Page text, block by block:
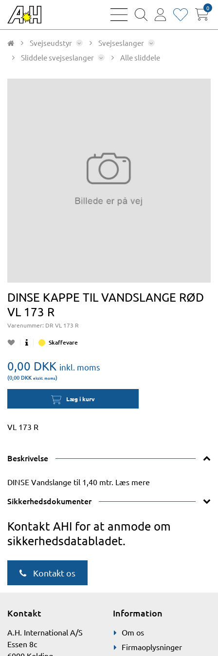
bars
magnifying
user
heart0
Svejseudstyr
Svejseslanger
Sliddele svejseslanger
Alle sliddele
DINSE KAPPE TIL VANDSLANGE RØD
VL 173 R
Varenummer: DR VL 173 R
Skaffevare
0,00 DKK inkl. moms
(0,00 DKK ekskl. moms)
Læg i kurv
VL 173 R
Beskrivelse
DINSE Vandslange til 1,40 mtr. Læs mere
Sikkerhedsdokumenter
Kontakt AHI for at anmode om
sikkerhedsdatabladet.
Kontakt os
Kontakt
A.H. International A/S
Essen 8c
Information
Om os
Firmaoplysninger